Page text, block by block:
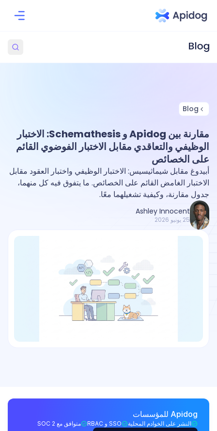
Blog
مقارنة بين Apidog و Schemathesis: الاختبار
الوظيفي والتعاقدي مقابل الاختبار الفوضوي القائم
على الخصائص
أبيدوغ مقابل شيماثيسيس: الاختبار الوظيفي واختبار العقود مقابل
الاختبار الغامض القائم على الخصائص. ما يتفوق فيه كل منهما،
جدول مقارنة، وكيفية تشغيلهما معًا.
Ashley Innocent
25 يونيو 2026
Apidog للمؤسسات
النشر على الخوادم المحلية SSO و RBAC متوافق مع SOC 2